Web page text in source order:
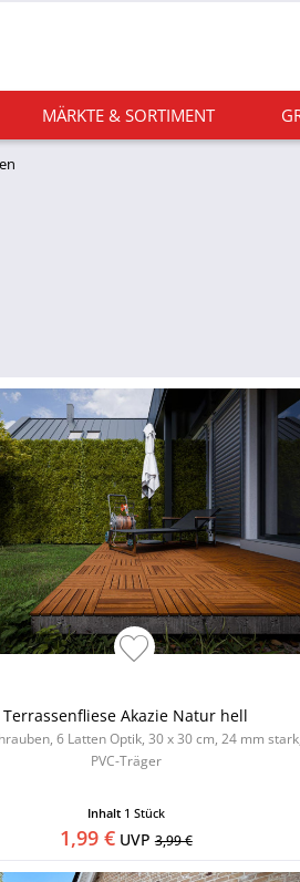
MÄRKTE & SORTIMENT
Terrassenfliese Akazie Natur hell
6 Latten Optik, 30 x 30 cm, 24 mm stark,
PVC-Träger
Inhalt 1 Stück
1,99 €UVP3,99 €